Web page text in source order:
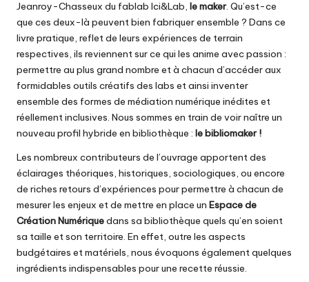
Jeanroy-Chasseux du fablab Ici&Lab le maker. Qu’est-ce
que ces deux-là peuvent bien fabriquer ensemble ? Dans ce
livre pratique, reflet de leurs expériences de terrain
respectives, ils reviennent sur ce qui les anime avec passion :
permettre au plus grand nombre et à chacun d’accéder aux
formidables outils créatifs des labs et ainsi inventer
ensemble des formes de médiation numérique inédites et
réellement inclusives. Nous sommes en train de voir naître un
nouveau profil hybride en bibliothèque : le bibliomaker !
Les nombreux contributeurs de l’ouvrage apportent des
éclairages théoriques, historiques, sociologiques, ou encore
de riches retours d’expériences pour permettre à chacun de
mesurer les enjeux et de mettre en place un Espace de
Création Numériquedans sa bibliothèque quels qu’en soient
sa taille et son territoire. En effet, outre les aspects
budgétaires et matériels, nous évoquons également quelques
ingrédients indispensables pour une recette réussie.